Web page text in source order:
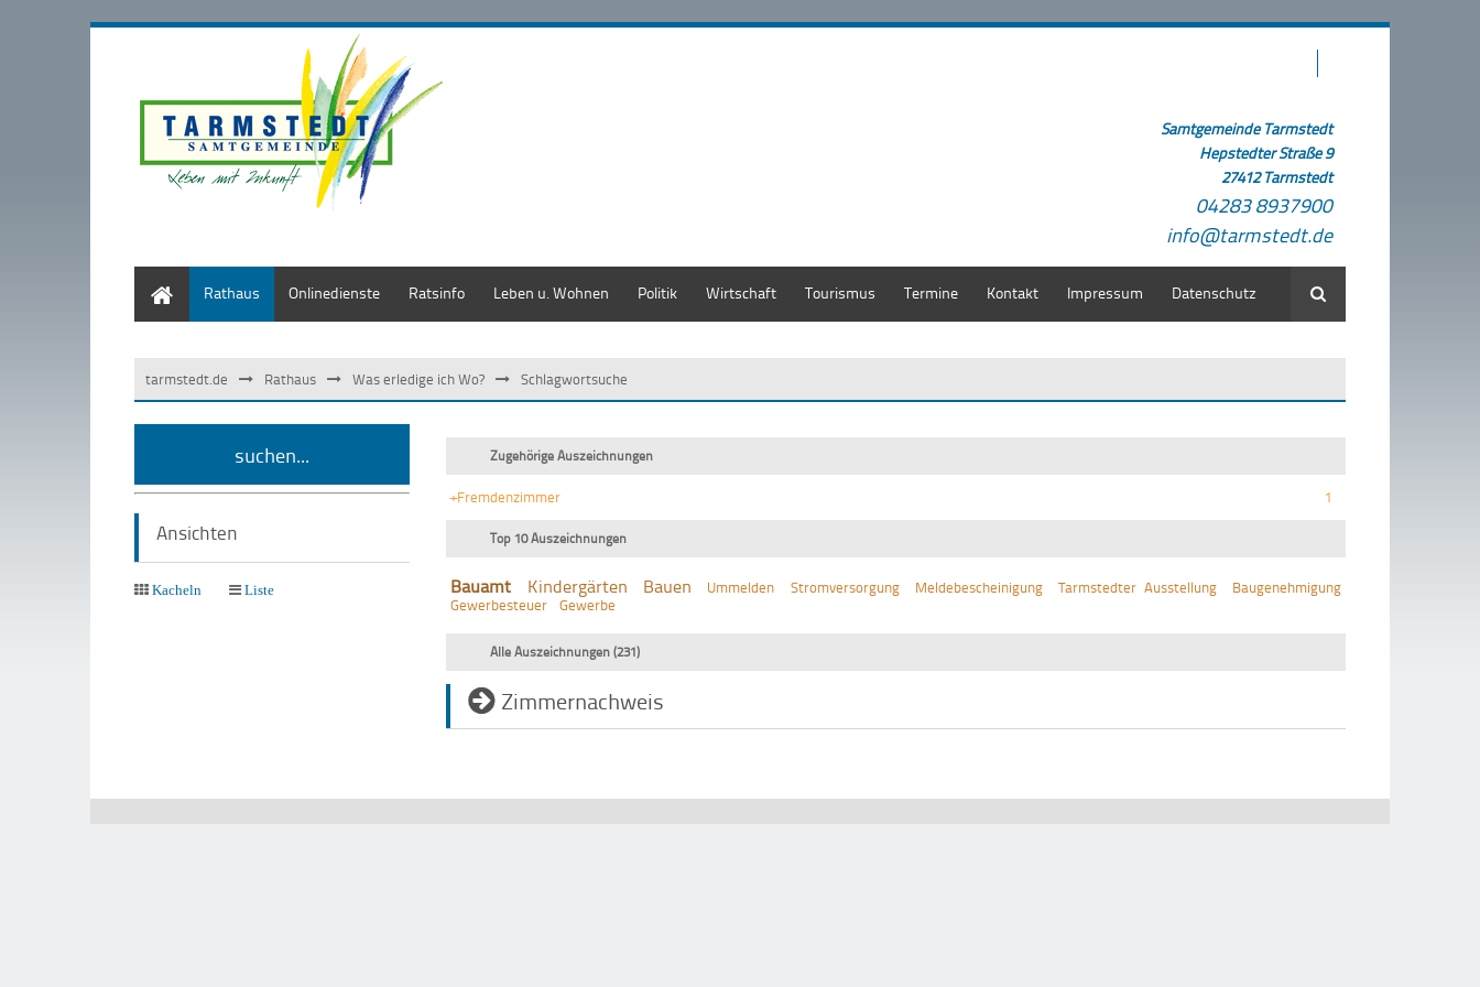
Samtgemeinde Tarmstedt
Hepstedter Straße 9
27412 Tarmstedt
04283 8937900
info@tarmstedt.de
Rathaus Onlinedienste Ratsinfo Leben u. Wohnen Politik Wirtschaft Tourismus Termine Kontakt Impressum Datenschutz Suche
tarmstedt.de Rathaus Was erledige ich Wo? Schlagwortsuche
suchen...
Ansichten
Kacheln Liste
Zugehörige Auszeichnungen
+Fremdenzimmer 1
Top 10 Auszeichnungen
Bauamt Kindergärten Bauen Ummelden Stromversorgung Meldebescheinigung Tarmstedter Ausstellung
Baugenehmigung
Gewerbesteuer
Gewerbe
Alle Auszeichnungen (231)
Zimmernachweis